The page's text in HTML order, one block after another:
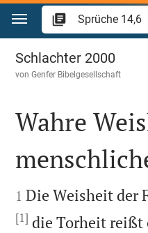
Zum Inhalt springen
Sprüche 14
Schlachter 2000
vonGenfer Bibelgesellschaft

Wahre

1 Die Weisheit der
[1] die Torheit reißt